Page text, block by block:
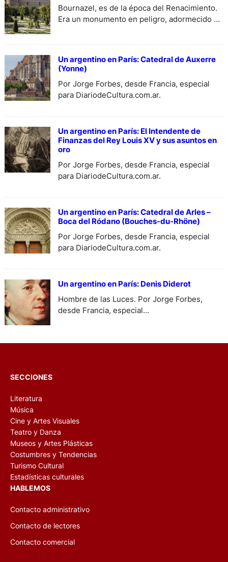
Bournazel, es de la época del Renacimiento.
Era un monumento en peligro, adormecido en
Un argentino en París: Catedral de Auxerre
(Yonne)
Por Jorge Forbes, desde Francia, especial
para DiariodeCultura.com.ar.
Un argentino en París: El Intendente de
Finanzas del Rey Louis XV y sus asuntos en
oro
Por Jorge Forbes, desde Francia, especial
para DiariodeCultura.com.ar.
Un argentino en París: Catedral de Arles –
Boca del Ródano (Bouches-du-Rhöne)
Por Jorge Forbes, desde Francia, especial
para DiariodeCultura.com.ar.
Un argentino en París: Denis Diderot
Hombre de las Luces. Por Jorge Forbes,
desde Francia, especial
SECCIONES
Literatura
Música
Cine y Artes Visuales
Teatro y Danza
Museos y Artes Plásticas
Costumbres y Tendencias
Turismo Cultural
Estadísticas culturales
HABLEMOS
Contacto administrativo
Contacto de lectores
Contacto comercial